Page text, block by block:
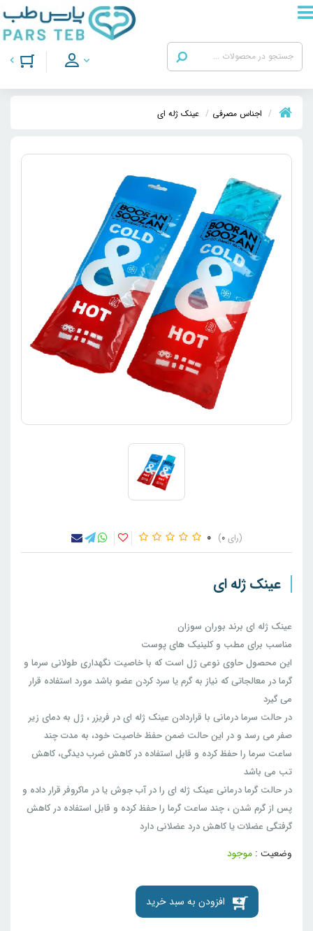
اجناس مصرفی عینک ژله ای
0 0
عینک ژله ای
عینک ژله ای برند بوران سوزان
مناسب برای مطب و کلینیک های پوست
این محصول حاوی نوعی ژل است که با خاصیت نگهداری طولانی سرما و
گرما در معالجاتی که نیاز به گرم یا سرد کردن عضو باشد مورد استفاده قرار
می گیرد
در حالت سرما درمانی با قراردادن عینک ژله ای در فریزر ، ژل به دمای زیر
صفر می رسد و در این حالت ضمن حفظ خاصیت خود، به مدت چند
ساعت سرما را حفظ کرده و قابل استفاده در کاهش ضرب دیدگی، کاهش
تب می باشد
در حالت گرما درمانی عینک ژله ای را در آب جوش یا در ماکروفر قرار داده و
پس از گرم شدن ، چند ساعت گرما را حفظ کرده و قابل استفاده در کاهش
گرفتگی عضلات یا کاهش درد عضلانی دارد
وضعیت : موجود
افزودن به سبد خرید